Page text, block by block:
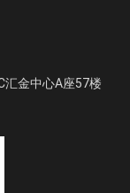
汇金中心A座57楼